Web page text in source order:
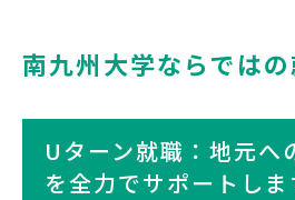
English
アクセス
お問い合わせ
南九州大学ならではの
Uターン就職：地元へ
を全力でサポートしま